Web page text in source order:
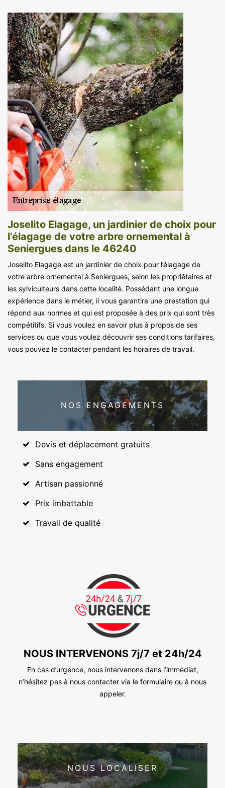
Joselito Elagage, un jardinier de choix pour
l’élagage de votre arbre ornemental à
Seniergues dans le 46240
Joselito Elagage est un jardinier de choix pour l’élagage de
votre arbre ornemental à Seniergues, selon les propriétaires et
les sylviculteurs dans cette localité. Possédant une longue
expérience dans le métier, il vous garantira une prestation qui
répond aux normes et qui est proposée à des prix qui sont très
compétitifs. Si vous voulez en savoir plus à propos de ses
services ou que vous voulez découvrir ses conditions tarifaires,
vous pouvez le contacter pendant les horaires de travail.
NOS ENGAGEMENTS
Devis et déplacement gratuits
Sans engagement
Artisan passionné
Prix imbattable
Travail de qualité
NOUS INTERVENONS 7j/7 et 24h/24
En cas d’urgence, nous intervenons dans l’immédiat,
n’hésitez pas à nous contacter via le formulaire ou à nous
appeler.
NOUS LOCALISER